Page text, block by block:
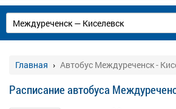
Главная Автобус Междуреченск -
Расписание автобуса